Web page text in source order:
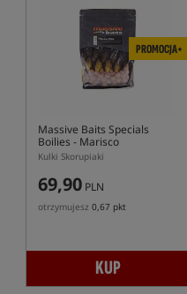
PROMOCJA+
Massive Baits Specials
Boilies - Marisco
Kulki Skorupiaki
69,90 PLN
otrzymujesz 0,67 pkt
KUP